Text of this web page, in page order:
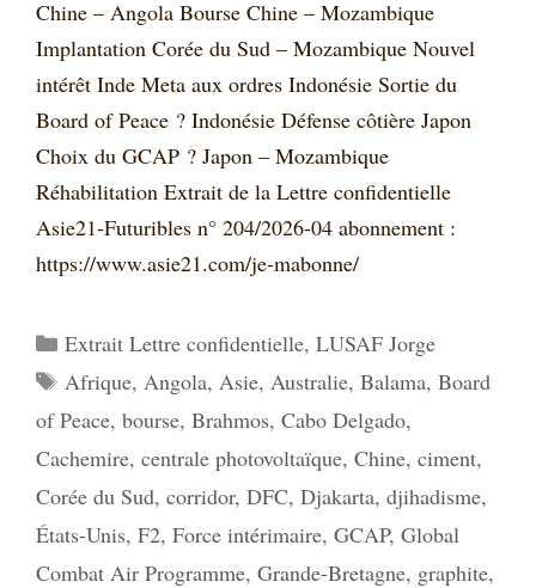
Chine – Angola Bourse Chine – Mozambique
Implantation Corée du Sud – Mozambique Nouvel
intérêt Inde Meta aux ordres Indonésie Sortie du
Board of Peace ? Indonésie Défense côtière Japon
Choix du GCAP ? Japon – Mozambique
Réhabilitation Extrait de la Lettre confidentielle
Asie21-Futuribles n° 204/2026-04 abonnement :
https://www.asie21.com/je-mabonne/
Catégories
Extrait Lettre confidentielle, LUSAF Jorge
Étiquettes
Afrique, Angola, Asie, Australie, Balama, Board
of Peace, bourse, Brahmos, Cabo Delgado,
Cachemire, centrale photovoltaïque, Chine, ciment,
Corée du Sud, corridor, DFC, Djakarta, djihadisme,
États-Unis, F2, Force intérimaire, GCAP, Global
Combat Air Programme, Grande-Bretagne, graphite,